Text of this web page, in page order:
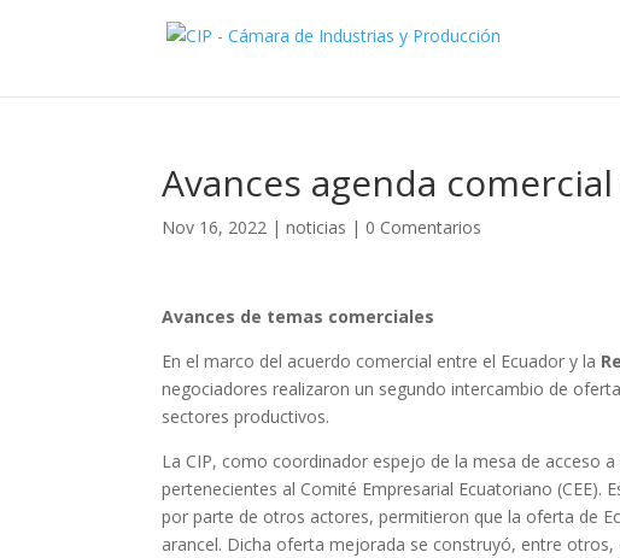
Avances agenda
Nov 16, 2022 |noticias | 0 Comentarios
Avances de temas comerciales
En el marco del acuerdo comercial entre el Ecuador y la
negociadores realizaron un segundo intercambio de
sectores productivos.
La CIP, como coordinador espejo de la mesa de acceso
pertenecientes al Comité Empresarial Ecuatoriano
por parte de otros actores, permitieron que la oferta de
arancel. Dicha oferta mejorada se construyó, entre